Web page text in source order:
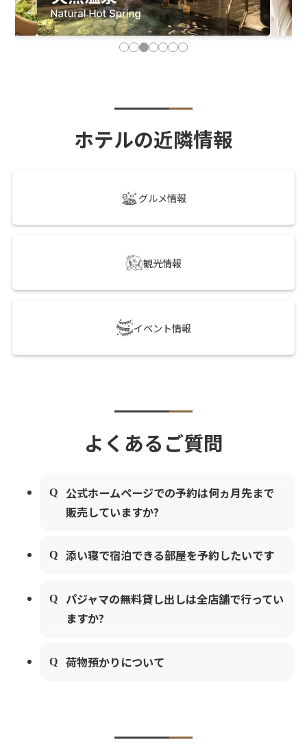
ホテルの近隣情報
グルメ情報
観光情報
イベント情報
よくあるご質問
公式ホームページでの予約は何ヵ月先まで
販売していますか?
添い寝で宿泊できる部屋を予約したいです
パジャマの無料貸し出しは全店舗で行ってい
ますか?
荷物預かりについて